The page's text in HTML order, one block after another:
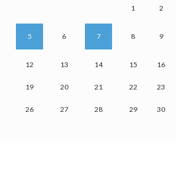
1 2
5 6 7 8 9
12 13 14 15 16
19 20 21 22 23
26 27 28 29 30